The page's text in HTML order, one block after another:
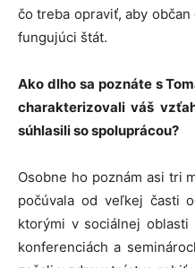
čo treba opraviť, aby
fungujúci štát.
Ako dlho sa poznáte s
charakterizovali váš
súhlasili so spoluprácou?
Osobne ho poznám asi tri
počúvala od veľkej časti
ktorými v sociálnej oblasti
konferenciách a